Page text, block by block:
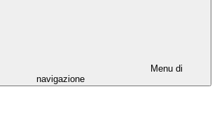
Menu di
navigazione